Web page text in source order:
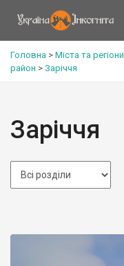
Головна > Міста та регіони
район > Заріччя
Заріччя